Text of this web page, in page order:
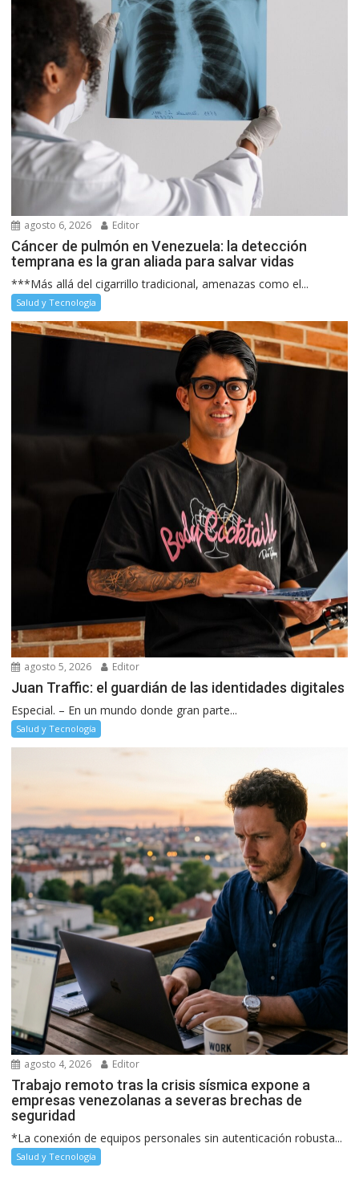
agosto 6, 2026 Editor
Cáncer de pulmón en Venezuela: la detección
temprana es la gran aliada para salvar vidas
***Más allá del cigarrillo tradicional, amenazas como el...
Salud y Tecnología
agosto 5, 2026 Editor
Juan Traffic: el guardián de las identidades digitales
Especial. – En un mundo donde gran parte...
Salud y Tecnología
agosto 4, 2026 Editor
Trabajo remoto tras la crisis sísmica expone a
empresas venezolanas a severas brechas de
seguridad
*La conexión de equipos personales sin autenticación robusta...
Salud y Tecnología